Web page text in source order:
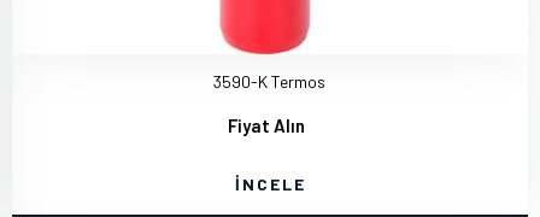
3590-K Termos
Fiyat Alın
İNCELE